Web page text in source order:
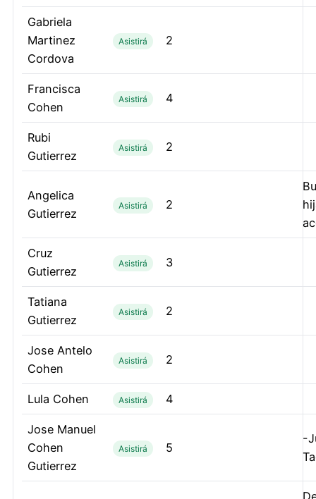
Gabriela
Martinez
Cordova
Asistirá 2
Francisca
Cohen
Asistirá 4
Rubi
Gutierrez
Asistirá 2
Angelica
Gutierrez
Asistirá 2
Cruz
Gutierrez
Asistirá 3
Tatiana
Gutierrez
Asistirá 2
Jose Antelo
Cohen
Asistirá 2
Lula Cohen Asistirá 4
Jose Manuel
Cohen
Gutierrez
Asistirá 5
-